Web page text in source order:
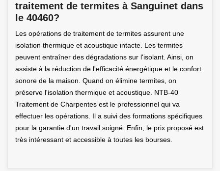
traitement de termites à Sanguinet dans
le 40460?
Les opérations de traitement de termites assurent une
isolation thermique et acoustique intacte. Les termites
peuvent entraîner des dégradations sur l'isolant. Ainsi, on
assiste à la réduction de l'efficacité énergétique et le confort
sonore de la maison. Quand on élimine termites, on
préserve l'isolation thermique et acoustique. NTB-40
Traitement de Charpentes est le professionnel qui va
effectuer les opérations. Il a suivi des formations spécifiques
pour la garantie d'un travail soigné. Enfin, le prix proposé est
très intéressant et accessible à toutes les bourses.